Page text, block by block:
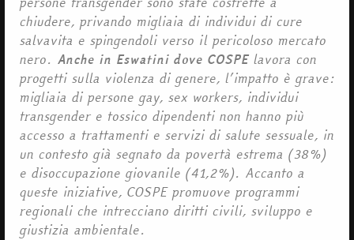
chiudere, privando migliaia di individui di cure
salvavita e spingendoli verso il pericoloso mercato
nero. Anche in Eswatini dove COSPElavora con
progetti sulla violenza di genere, l’impatto è grave:
migliaia di persone gay, sex workers, individui
transgender e tossico dipendenti non hanno più
accesso a trattamenti e servizi di salute sessuale, in
un contesto già segnato da povertà estrema (38%)
e disoccupazione giovanile (41,2%). Accanto a
queste iniziative, COSPE promuove programmi
regionali che intrecciano diritti civili, sviluppo e
giustizia ambientale.